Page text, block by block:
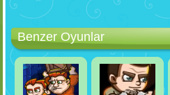
Benzer Oyunlar